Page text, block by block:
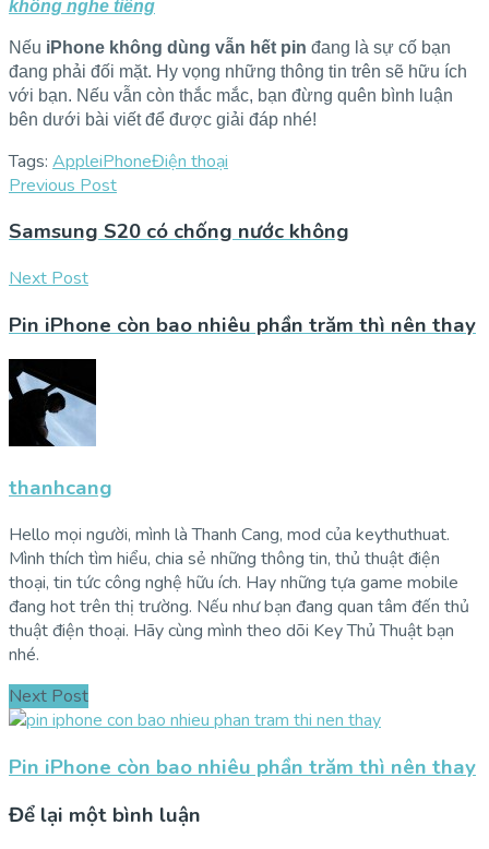
không nghe tiếng
Nếu iPhone không dùng vẫn hết pin đang là sự cố bạn
đang phải đối mặt. Hy vọng những thông tin trên sẽ hữu ích
với bạn. Nếu vẫn còn thắc mắc, bạn đừng quên bình luận
bên dưới bài viết để được giải đáp nhé!
Tags: AppleiPhoneĐiện thoại
Previous Post
Samsung S20 có chống nước không
Next Post
Pin iPhone còn bao nhiêu phần trăm thì nên thay
thanhcang
Hello mọi người, mình là Thanh Cang, mod của keythuthuat.
Mình thích tìm hiểu, chia sẻ những thông tin, thủ thuật điện
thoại, tin tức công nghệ hữu ích. Hay những tựa game mobile
đang hot trên thị trường. Nếu như bạn đang quan tâm đến thủ
thuật điện thoại. Hãy cùng mình theo dõi Key Thủ Thuật bạn
nhé.
Next Post
Pin iPhone còn bao nhiêu phần trăm thì nên thay
Để lại một bình luận